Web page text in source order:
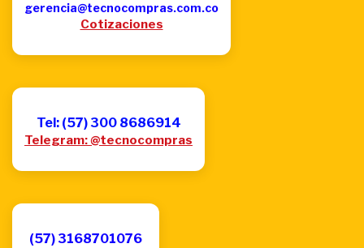
gerencia@tecnocompras.com.co
Cotizaciones
Tel: (57) 300 8686914
Telegram: @tecnocompras
(57) 3168701076